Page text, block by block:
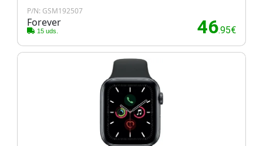
P/N: GSM192507
Forever
15 uds. 46.95€